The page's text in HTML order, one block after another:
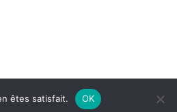
êtes satisfait. OK